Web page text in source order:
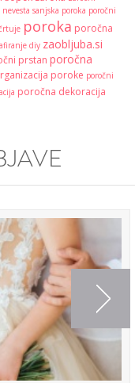
nevesta sanjska poroka poročni
poroka poročna
diy zaobljuba.si
prstan poročna
poroke poročni
poročna dekoracija
Next